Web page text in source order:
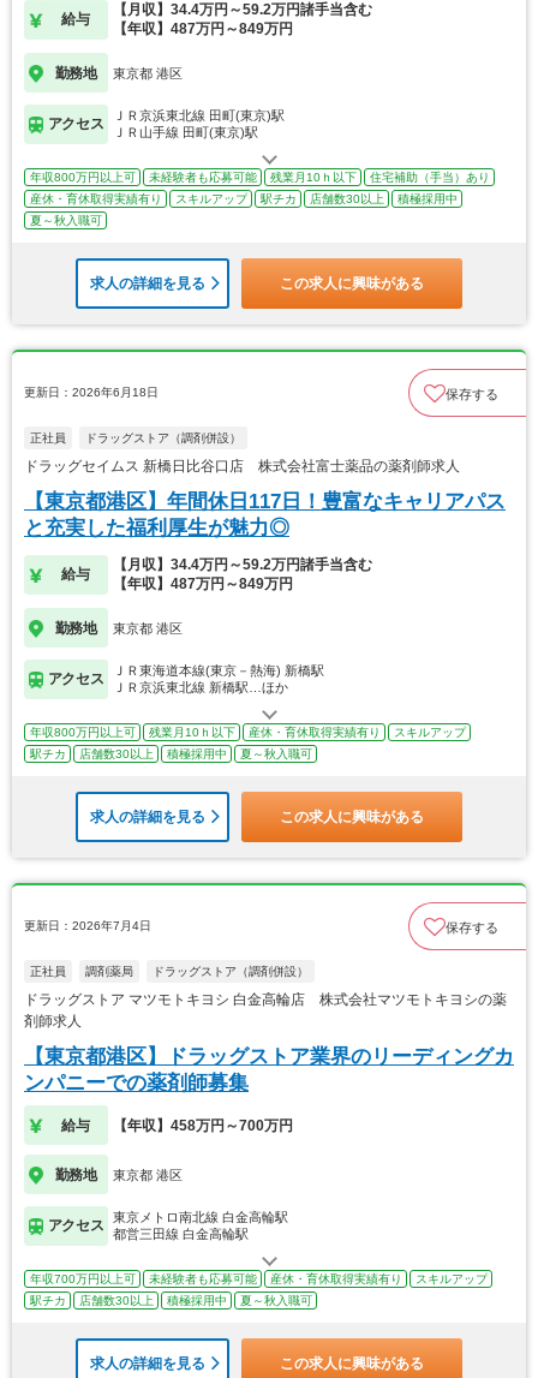
給与
【月収】34.4万円～59.2万円諸手当含む
【年収】487万円～849万円
勤務地 東京都 港区
アクセス
ＪＲ京浜東北線 田町(東京)駅
ＪＲ山手線 田町(東京)駅
年収800万円以上可 未経験者も応募可能 残業月10ｈ以下
住宅補助（手当）あり
産休・育休取得実績有り
スキルアップ 駅チカ 店舗数30以上
積極採用中
夏～秋入職可
求人の詳細を見る この求人に興味がある
更新日：2026年6月18日 保存する
正社員 ドラッグストア（調剤併設）
ドラッグセイムス 新橋日比谷口店 株式会社富士薬品の薬剤師求人
【東京都港区】年間休日117日！豊富なキャリアパス
と充実した福利厚生が魅力◎
給与
【月収】34.4万円～59.2万円諸手当含む
【年収】487万円～849万円
勤務地 東京都 港区
アクセス
ＪＲ東海道本線(東京－熱海) 新橋駅
ＪＲ京浜東北線 新橋駅…ほか
年収800万円以上可 残業月10ｈ以下 産休・育休取得実績有り
スキルアップ
駅チカ
店舗数30以上 積極採用中 夏～秋入職可
求人の詳細を見る この求人に興味がある
更新日：2026年7月4日 保存する
正社員 調剤薬局 ドラッグストア（調剤併設）
ドラッグストア マツモトキヨシ 白金高輪店 株式会社マツモトキヨシの薬
剤師求人
【東京都港区】ドラッグストア業界のリーディングカ
ンパニーでの薬剤師募集
給与 【年収】458万円～700万円
勤務地 東京都 港区
アクセス
東京メトロ南北線 白金高輪駅
都営三田線 白金高輪駅
年収700万円以上可 未経験者も応募可能 産休・育休取得実績有り
スキルアップ
駅チカ
店舗数30以上 積極採用中 夏～秋入職可
求人の詳細を見る この求人に興味がある